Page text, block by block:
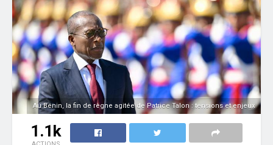
Au Bénin, la fin de règne agitée de Patrice Talon : tensions et enjeux
1.1k